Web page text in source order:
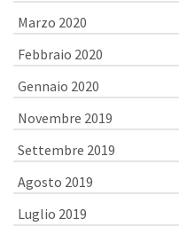
Marzo 2020
Febbraio 2020
Gennaio 2020
Novembre 2019
Settembre 2019
Agosto 2019
Luglio 2019